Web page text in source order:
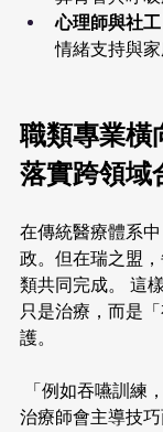
心理師與社工
情緒支持與
職類專業橫
落實跨領域
在傳統醫療體系
政。但在瑞之盟
類共同完成。 這
只是治療，而是
護。
「例如吞嚥訓練
治療師會主導技